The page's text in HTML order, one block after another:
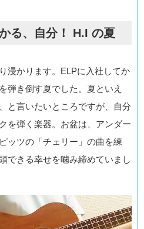
る、自分！ H.I の夏
浸かります。ELPに入社してか
弾き倒す夏でした。夏といえ
と言いたいところですが、自分
を弾く楽器。お盆は、アンダー
ッツの「チェリー」の曲を練
できる幸せを噛み締めていまし